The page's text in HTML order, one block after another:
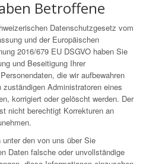
Betroffene
Datenschutzgesetz vom
und der Europäischen
2016/679 EU DSGVO haben Sie
und Beseitigung Ihrer
die wir aufbewahren
Administratoren eines
korrigiert oder gelöscht werden. Der
nicht berechtigt Korrekturen an
den von uns über Sie
Daten falsche oder unvollständige